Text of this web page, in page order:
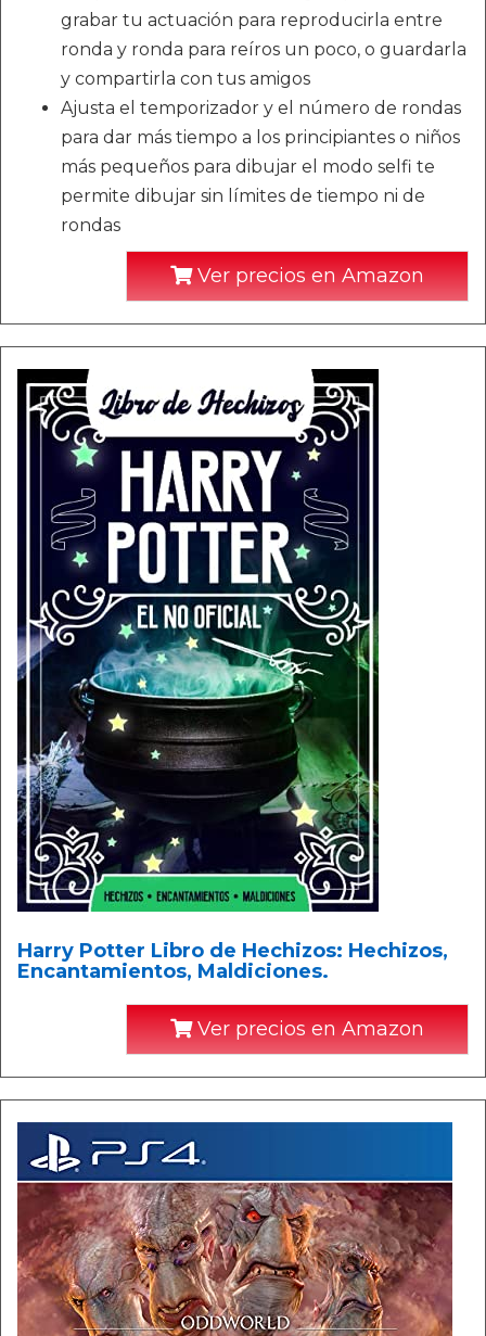
grabar tu actuación para reproducirla entre
ronda y ronda para reíros un poco, o guardarla
y compartirla con tus amigos
Ajusta el temporizador y el número de rondas
para dar más tiempo a los principiantes o niños
más pequeños para dibujar el modo selfi te
permite dibujar sin límites de tiempo ni de
rondas
Ver precios en Amazon
Harry Potter Libro de Hechizos: Hechizos,
Encantamientos, Maldiciones.
Ver precios en Amazon